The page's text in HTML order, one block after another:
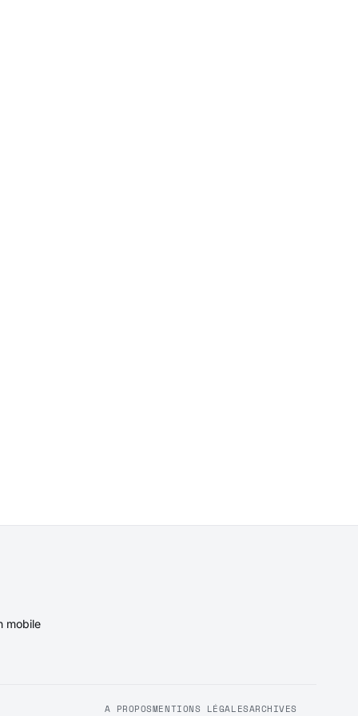
mobile
A PROPOSMENTIONS LÉGALESARCHIVES